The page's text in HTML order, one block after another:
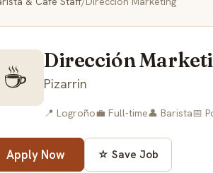
☕ Dirección
Pizarrin
📍 Logroño💼 Full-time👤 Barista📅
Apply Now ☆ Save Job